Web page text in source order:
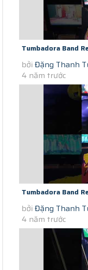
Tumbadora Band
Saigon Social
bởi Đặng Thanh
4 năm trước
Tumbadora Band
Saigon Social
bởi Đặng Thanh
4 năm trước